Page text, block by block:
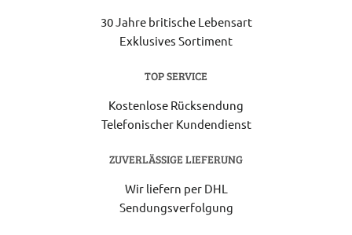
30 Jahre britische Lebensart
Exklusives Sortiment
TOP SERVICE
Kostenlose Rücksendung
Telefonischer Kundendienst
ZUVERLÄSSIGE LIEFERUNG
Wir liefern per DHL
Sendungsverfolgung